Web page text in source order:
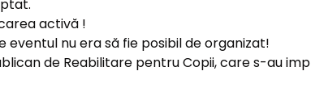
activă !
nu era să fie posibil de organizat!
de Reabilitare pentru Copii, care s-au